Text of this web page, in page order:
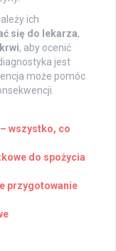
ich
się do lekarza,
, aby ocenić
jest
może pomóc
wszystko, co
do spożycia
przygotowanie